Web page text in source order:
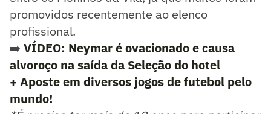
promovidos recentemente ao elenco
profissional.
➡️ VÍDEO: Neymar é ovacionado e causa
alvoroço na saída da Seleção do hotel
+ Aposte em diversos jogos de futebol pelo
mundo!